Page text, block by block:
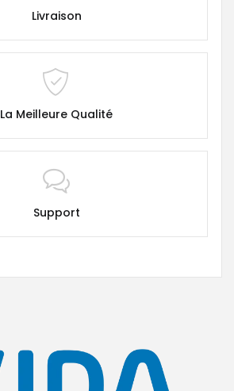
Livraison
La Meilleure Qualité
Support